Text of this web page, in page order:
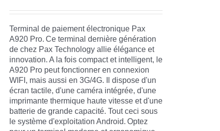
Terminal de paiement électronique Pax
A920 Pro. Ce terminal dernière génération
de chez Pax Technology allie élégance et
innovation. A la fois compact et intelligent, le
A920 Pro peut fonctionner en connexion
WIFI, mais aussi en 3G/4G. Il dispose d'un
écran tactile, d'une caméra intégrée, d'une
imprimante thermique haute vitesse et d'une
batterie de grande capacité. Tout ceci sous
le système d'exploitation Android. Optez